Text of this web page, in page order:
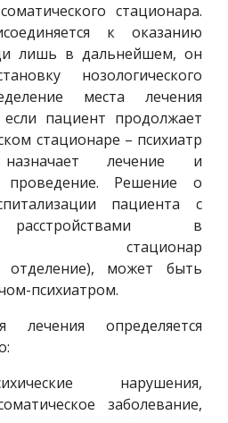
стационара.
к оказанию
лишь в дальнейшем, он
нозологического
места лечения
пациент продолжает
стационаре – психиатр
лечение и
проведение. Решение о
пациента с
расстройствами в
стационар
отделение), может быть
психиатром.
лечения определяется
нарушения,
заболевание,